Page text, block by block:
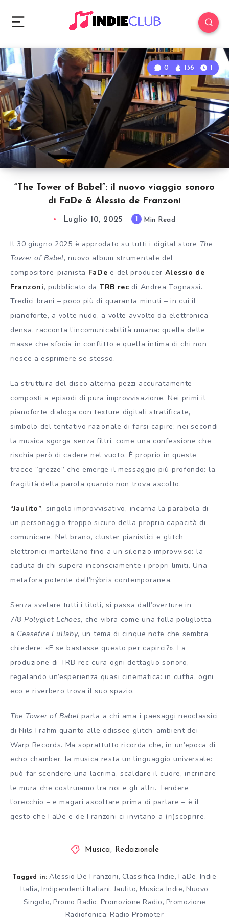
“The Tower of Babel”: il nuovo viaggio sonoro
di FaDe & Alessio de Franzoni
0 136 1
Luglio 10, 2025 Min Read
Il 30 giugno 2025 è approdato su tutti i digital store The
Tower of Babel, nuovo album strumentale del
compositore-pianista FaDe e del producer Alessio de
Franzoni, pubblicato da TRB rec di Andrea Tognassi.
Tredici brani – poco più di quaranta minuti – in cui il
pianoforte, a volte nudo, a volte avvolto da elettronica
densa, racconta l’incomunicabilità umana: quella delle
masse che sfocia in conflitto e quella intima di chi non
riesce a esprimere se stesso.
La struttura del disco alterna pezzi accuratamente
composti a episodi di pura improvvisazione. Nei primi il
pianoforte dialoga con texture digitali stratificate,
simbolo del tentativo razionale di farsi capire; nei secondi
la musica sgorga senza filtri, come una confessione che
rischia però di cadere nel vuoto. È proprio in queste
tracce “grezze” che emerge il messaggio più profondo: la
fragilità della parola quando non trova ascolto.
“Jaulito”, singolo improvvisativo, incarna la parabola di
un personaggio troppo sicuro della propria capacità di
comunicare. Nel brano, cluster pianistici e glitch
elettronici martellano fino a un silenzio improvviso: la
caduta di chi supera inconsciamente i propri limiti. Una
metafora potente dell’hýbris contemporanea.
Senza svelare tutti i titoli, si passa dall’overture in
7/8 Polyglot Echoes, che vibra come una folla poliglotta,
a Ceasefire Lullaby, un tema di cinque note che sembra
chiedere: «E se bastasse questo per capirci?». La
produzione di TRB rec cura ogni dettaglio sonoro,
regalando un’esperienza quasi cinematica: in cuffia, ogni
eco e riverbero trova il suo spazio.
The Tower of Babel parla a chi ama i paesaggi neoclassici
di Nils Frahm quanto alle odissee glitch-ambient dei
Warp Records. Ma soprattutto ricorda che, in un’epoca di
echo chamber, la musica resta un linguaggio universale:
può far scendere una lacrima, scaldare il cuore, incrinare
le mura che costruiamo tra noi e gli altri. Tendere
l’orecchio – e magari ascoltare prima di parlare – è il
gesto che FaDe e de Franzoni ci invitano a (ri)scoprire.
Musica , Redazionale
Tagged in: Alessio De Franzoni, Classifica Indie, FaDe, Indie
Italia,Indipendenti Italiani,Jaulito,Musica Indie,Nuovo
Singolo, Promo Radio, Promozione Radio, Promozione
Radiofonica,Radio Promoter